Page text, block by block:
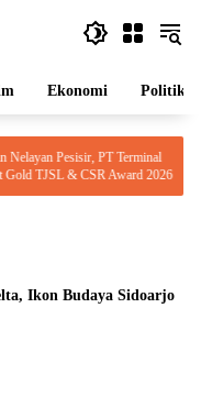
Ekonomi Politik
Pesisir, PT Terminal
TJSL & CSR Award 2026
Ikon Budaya Sidoarjo